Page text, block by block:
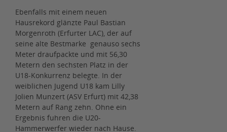
Ebenfalls mit einem neuen
Hausrekord glänzte Paul Bastian
Morgenroth (Erfurter LAC), der auf
seine alte Bestmarke genauso sechs
Meter draufpackte und mit 56,30
Metern den sechsten Platz in der
U18-Konkurrenz belegte. In der
weiblichen Jugend U18 kam Lilly
Jolien Munzert (ASV Erfurt) mit 42,38
Metern auf Rang zehn. Ohne ein
Ergebnis fuhren die U20-
Hammerwerfer wieder nach Hause.